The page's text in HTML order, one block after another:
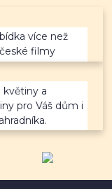
více než
filmy
květiny a
pro Váš dům i